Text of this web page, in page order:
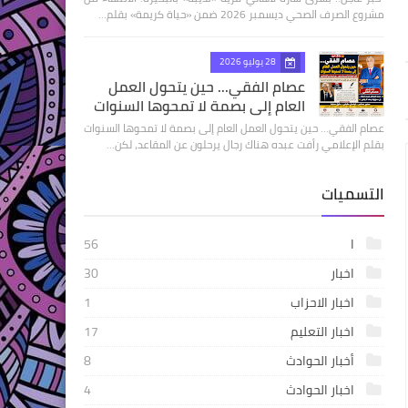
مشروع الصرف الصحي ديسمبر 2026 ضمن «حياة كريمة» بقلم…
28 يوليو 2026
عصام الفقي... حين يتحول العمل
العام إلى بصمة لا تمحوها السنوات
عصام الفقي... حين يتحول العمل العام إلى بصمة لا تمحوها السنوات
بقلم الإعلامي رأفت عبده هناك رجال يرحلون عن المقاعد، لكن…
التسميات
ا
56
اخبار
30
اخبار الاحزاب
1
اخبار التعليم
17
أخبار الحوادث
8
اخبار الحوادث
4